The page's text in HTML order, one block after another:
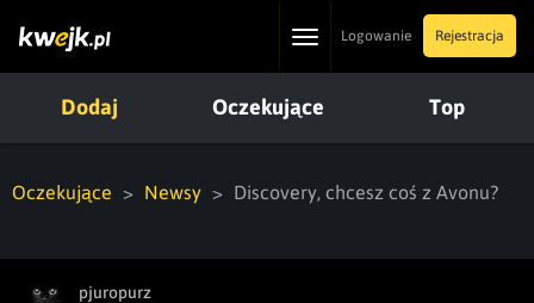
ToggleLogowanie Rejestracja
Dodaj Oczekujące Top
Oczekujące Newsy Discovery, chcesz coś z Avonu?
pjuropurz